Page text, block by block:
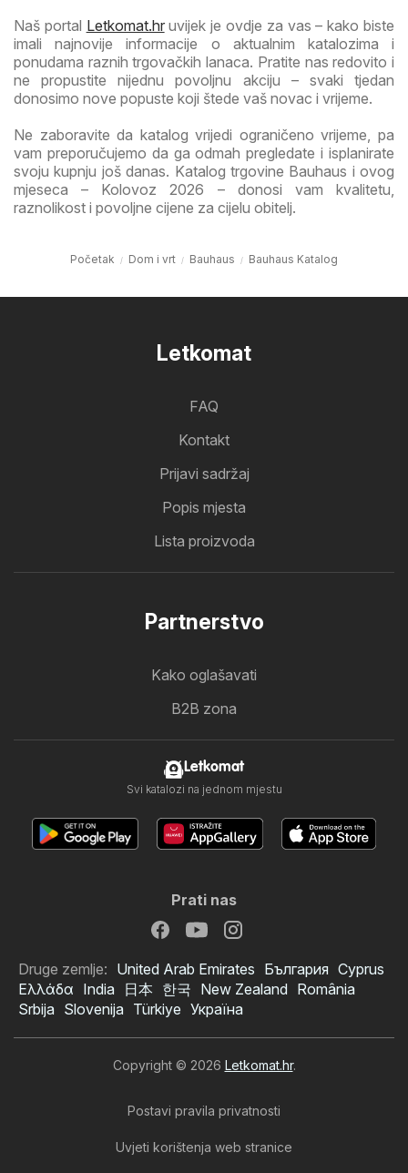
Naš portal Letkomat.hruvijek je ovdje za vas – kako biste
imali najnovije informacije o aktualnim katalozima i
ponudama raznih trgovačkih lanaca. Pratite nas redovito i
ne propustite nijednu povoljnu akciju – svaki tjedan
donosimo nove popuste koji štede vaš novac i vrijeme.
Ne zaboravite da katalog vrijedi ograničeno vrijeme, pa
vam preporučujemo da ga odmah pregledate i isplanirate
svoju kupnju još danas. Katalog trgovine Bauhaus i ovog
mjeseca – Kolovoz 2026 – donosi vam kvalitetu,
raznolikost i povoljne cijene za cijelu obitelj.
Početak Dom i vrt Bauhaus Bauhaus Katalog
Letkomat
FAQ
Kontakt
Prijavi sadržaj
Popis mjesta
Lista proizvoda
Partnerstvo
Kako oglašavati
B2B zona
Letkomat
Svi katalozi na jednom mjestu
Prati nas
Druge zemlje: United Arab Emirates България Cyprus
Ελλάδα India 日本 한국 New Zealand România
Srbija Slovenija Türkiye Україна
Copyright © 2026 Letkomat.hr.
Postavi pravila privatnosti
Uvjeti korištenja web stranice